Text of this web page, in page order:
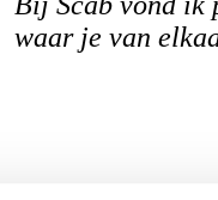
waar je van
expertise wordt
ideaal.
kwaliteit. Dat
Ik heb veel
ontdekken waar
zijn veelzijdig,
oog voor je
humor. Je krijgt
waar je kunt
biedt de juiste